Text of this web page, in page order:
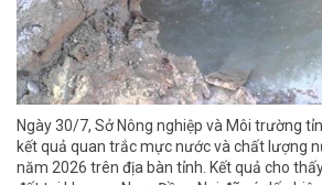
Ngày 30/7, Sở Nông nghiệp và Môi trường
kết quả quan trắc mực nước và chất lượng
năm 2026 trên địa bàn tỉnh. Kết quả cho